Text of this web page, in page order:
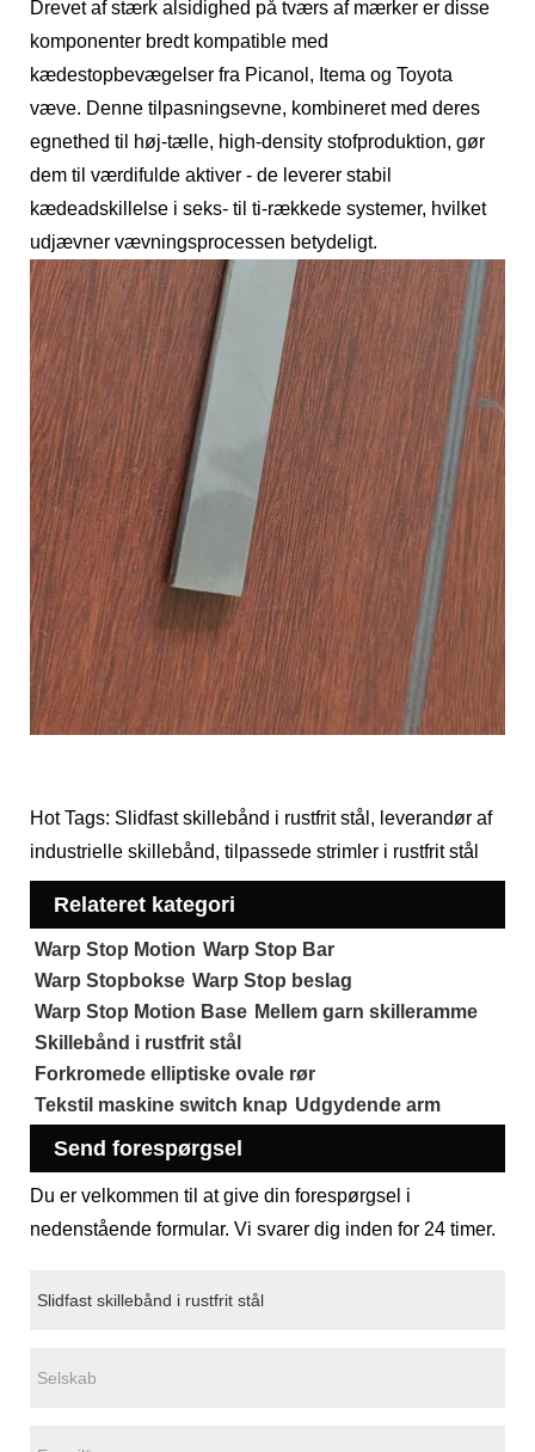
Drevet af stærk alsidighed på tværs af mærker er disse
komponenter bredt kompatible med
kædestopbevægelser fra Picanol, Itema og Toyota
væve. Denne tilpasningsevne, kombineret med deres
egnethed til høj-tælle, high-density stofproduktion, gør
dem til værdifulde aktiver - de leverer stabil
kædeadskillelse i seks- til ti-rækkede systemer, hvilket
udjævner vævningsprocessen betydeligt.
Hot Tags: Slidfast skillebånd i rustfrit stål, leverandør af
industrielle skillebånd, tilpassede strimler i rustfrit stål
Relateret kategori
Warp Stop Motion Warp Stop Bar
Warp Stopbokse Warp Stop beslag
Warp Stop Motion Base Mellem garn skilleramme
Skillebånd i rustfrit stål
Forkromede elliptiske ovale rør
Tekstil maskine switch knap Udgydende arm
Send forespørgsel
Du er velkommen til at give din forespørgsel i
nedenstående formular. Vi svarer dig inden for 24 timer.